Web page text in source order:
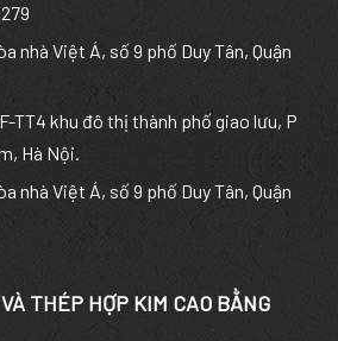
nhà Việt Á, số 9 phố Duy Tân, Quận
TT4 khu đô thị thành phố giao lưu, P
Hà Nội.
nhà Việt Á, số 9 phố Duy Tân, Quận
THÉP HỢP KIM CAO BẰNG